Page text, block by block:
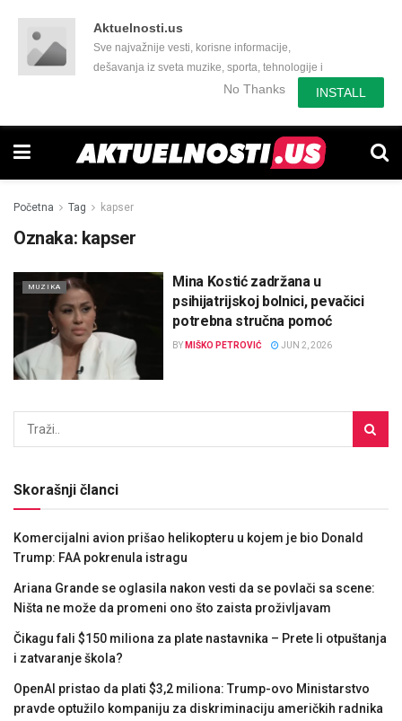
Aktuelnosti.us
Sve najvažnije vesti, korisne informacije,
dešavanja iz sveta muzike, sporta, tehnologije i
još mnogo toga zanimljivog.No Thanks INSTALL
Početna Tag kapser
Oznaka: kapser
MUZIKA
Mina Kostić zadržana u
psihijatrijskoj bolnici, pevačici
potrebna stručna pomoć
BY MIŠKO PETROVIĆ JUN 2, 2026
Skorašnji članci
Komercijalni avion prišao helikopteru u kojem je bio Donald
Trump: FAA pokrenula istragu
Ariana Grande se oglasila nakon vesti da se povlači sa scene:
Ništa ne može da promeni ono što zaista proživljavam
Čikagu fali $150 miliona za plate nastavnika – Prete li otpuštanja
i zatvaranje škola?
OpenAI pristao da plati $3,2 miliona: Trump-ovo Ministarstvo
pravde optužilo kompaniju za diskriminaciju američkih radnika